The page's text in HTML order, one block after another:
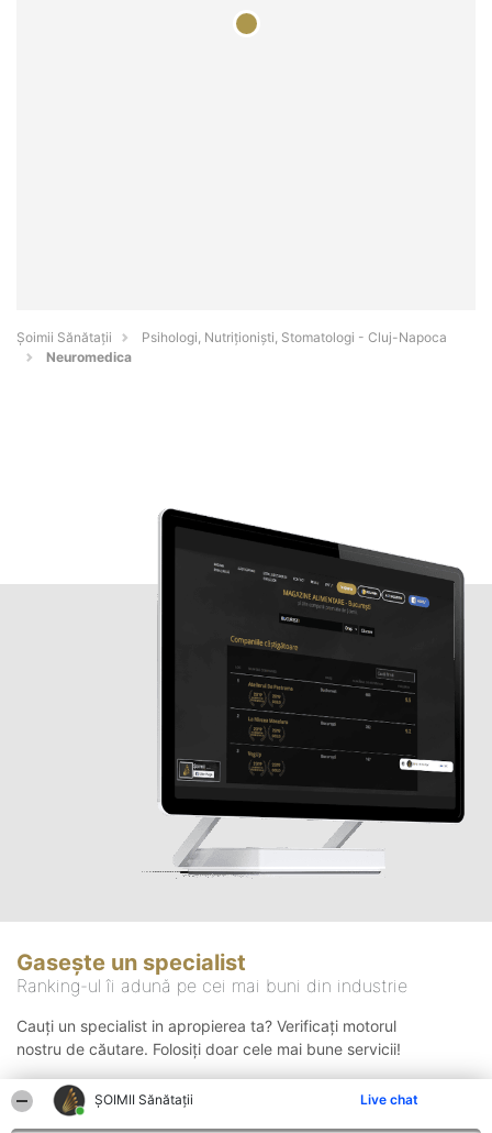
ŞOIMII Sănătații Live chat
Şoimii Sănătații
Psihologi, Nutriționiști, Stomatologi - Cluj-Napoca
Neuromedica
Gasește un specialist
Ranking-ul îi adună pe cei mai buni din industrie
Cauți un specialist in apropierea ta? Verificați motorul
nostru de căutare. Folosiți doar cele mai bune servicii!